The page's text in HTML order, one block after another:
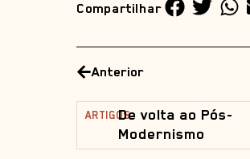
Compartilhar
Anterior
ARTIGOSDe volta ao Pós-
Modernismo